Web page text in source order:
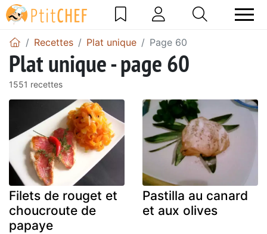
Recettes Plat unique Page 60
Plat unique - page 60
1551 recettes
Filets de rouget et
choucroute de
papaye
Pastilla au canard
et aux olives